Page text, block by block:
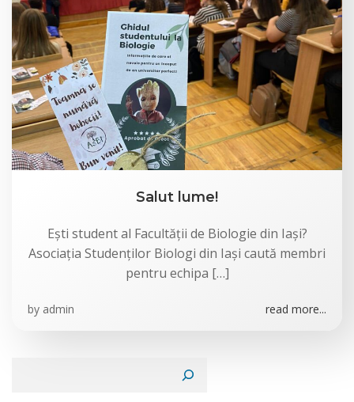
Salut lume!
Ești student al Facultății de Biologie din Iași?
Asociația Studenților Biologi din Iași caută membri
pentru echipa […]
by admin read more...